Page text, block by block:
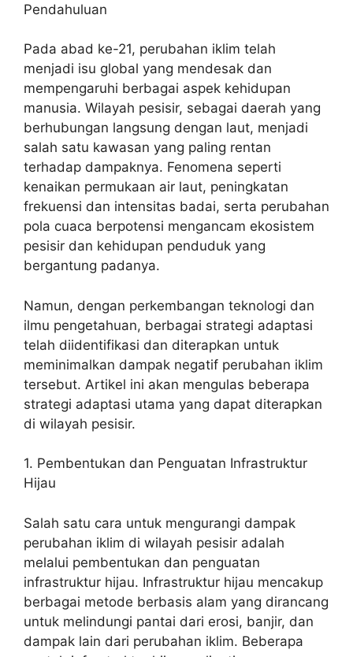
Pendahuluan
Pada abad ke-21, perubahan iklim telah
menjadi isu global yang mendesak dan
mempengaruhi berbagai aspek kehidupan
manusia. Wilayah pesisir, sebagai daerah yang
berhubungan langsung dengan laut, menjadi
salah satu kawasan yang paling rentan
terhadap dampaknya. Fenomena seperti
kenaikan permukaan air laut, peningkatan
frekuensi dan intensitas badai, serta perubahan
pola cuaca berpotensi mengancam ekosistem
pesisir dan kehidupan penduduk yang
bergantung padanya.
Namun, dengan perkembangan teknologi dan
ilmu pengetahuan, berbagai strategi adaptasi
telah diidentifikasi dan diterapkan untuk
meminimalkan dampak negatif perubahan iklim
tersebut. Artikel ini akan mengulas beberapa
strategi adaptasi utama yang dapat diterapkan
di wilayah pesisir.
1. Pembentukan dan Penguatan Infrastruktur
Hijau
Salah satu cara untuk mengurangi dampak
perubahan iklim di wilayah pesisir adalah
melalui pembentukan dan penguatan
infrastruktur hijau. Infrastruktur hijau mencakup
berbagai metode berbasis alam yang dirancang
untuk melindungi pantai dari erosi, banjir, dan
dampak lain dari perubahan iklim. Beberapa